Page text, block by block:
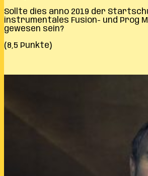
Sollte dies anno 2019 der
instrumentales Fusion- und Prog
gewesen sein?
(8,5 Punkte)